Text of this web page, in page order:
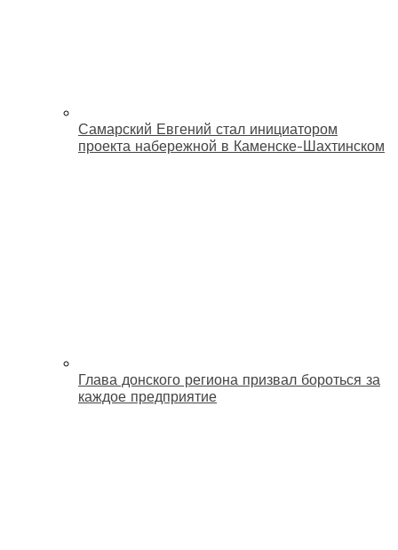
Самарский Евгений стал инициатором
проекта набережной в Каменске-Шахтинском
Глава донского региона призвал бороться за
каждое предприятие